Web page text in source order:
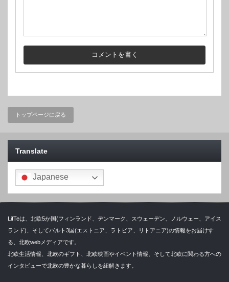
トップページに戻る
Translate
Japanese
LifTeは、北欧5か国(フィンランド、デンマーク、スウェーデン、ノルウェー、アイス
ランド)、そしてバルト3国(エストニア、ラトビア、リトアニア)の情報をお届けす
る、北欧webメディアです。
北欧生活情報、北欧のギフト、北欧映画やイベント情報、そして北欧に関わる方への
インタビューで北欧の豊かな暮らしを紐解きます。